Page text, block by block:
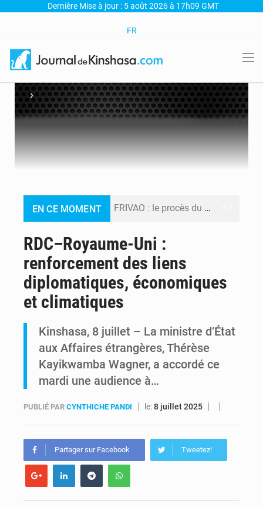
Dernière Mise à jour : 5 août 2026 à 17h09 GMT
FR
›
EN CE MOMENT FRIVAO : le procès du détournement de 325 millions de dollars reporté à la mi-août
Alerte Ebola à Kinshasa : Un bateau sous haute surveillance accoste à Maluku avec 200 passagers à bord
RDC–Royaume-Uni :
renforcement des liens
diplomatiques, économiques
et climatiques
Kinshasa, 8 juillet – La ministre d’État
aux Affaires étrangères, Thérèse
Kayikwamba Wagner, a accordé ce
mardi une audience à…
PUBLIÉ PAR CYNTHICHE PANDI le:8 juillet 2025
Partager sur Facebook Tweetez!